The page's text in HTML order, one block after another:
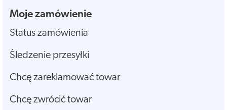
Moje zamówienie
Status zamówienia
Śledzenie przesyłki
Chcę zareklamować towar
Chcę zwrócić towar